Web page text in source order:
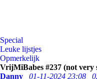
Special
Leuke lijstjes
Opmerkelijk
VrijMiBabes #237 (not very
Danny
01-11-2024 23:08